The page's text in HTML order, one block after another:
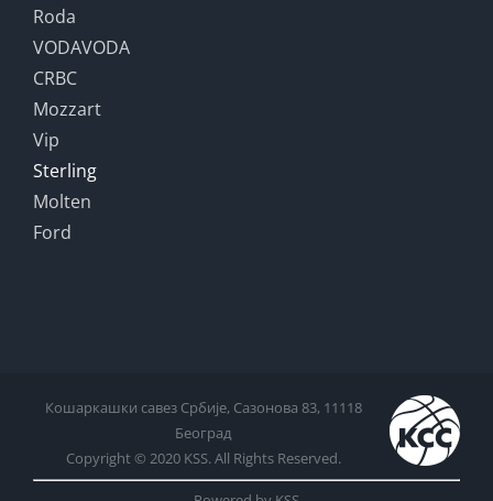
Roda
VODAVODA
CRBC
Mozzart
Vip
Sterling
Molten
Ford
Кошаркашки савез Србије, Сазонова 83, 11118
Београд
Copyright © 2020 KSS. All Rights Reserved.